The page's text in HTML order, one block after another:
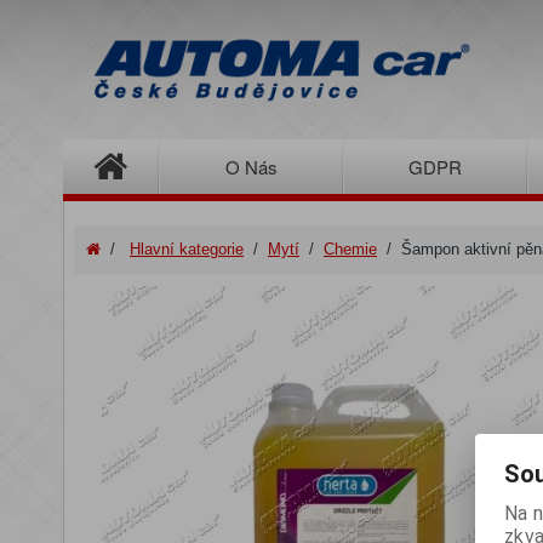
O Nás GDPR
/ Hlavní kategorie / Mytí / Chemie / Šampon aktivní
Na